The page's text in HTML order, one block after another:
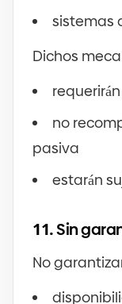
sistemas
Dichos
no
pasiva
estarán
11.Sin
No